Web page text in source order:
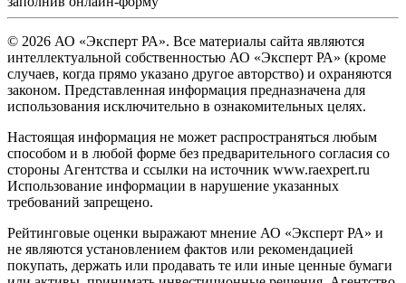
© 2026 АО «Эксперт РА». Все материалы сайта являются
интеллектуальной собственностью АО «Эксперт РА» (кроме
случаев, когда прямо указано другое авторство) и охраняются
законом. Представленная информация предназначена для
использования исключительно в ознакомительных целях.
Настоящая информация не может распространяться любым
способом и в любой форме без предварительного согласия со
стороны Агентства и ссылки на источник www.raexpert.ru
Использование информации в нарушение указанных
требований запрещено.
Рейтинговые оценки выражают мнение АО «Эксперт РА» и
не являются установлением фактов или рекомендацией
покупать, держать или продавать те или иные ценные бумаги